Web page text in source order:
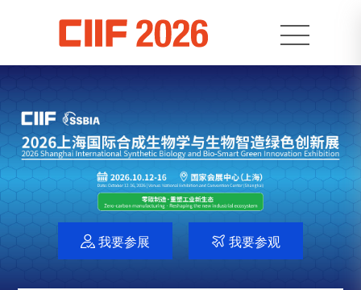
 我要参展  我要参观